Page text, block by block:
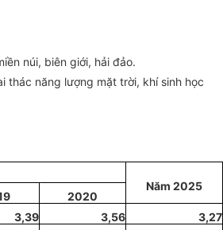
núi, biên giới, hải đảo.
thác năng lượng mặt trời, khí sinh học
Năm 2025
2020
3,39 3,56
3,27